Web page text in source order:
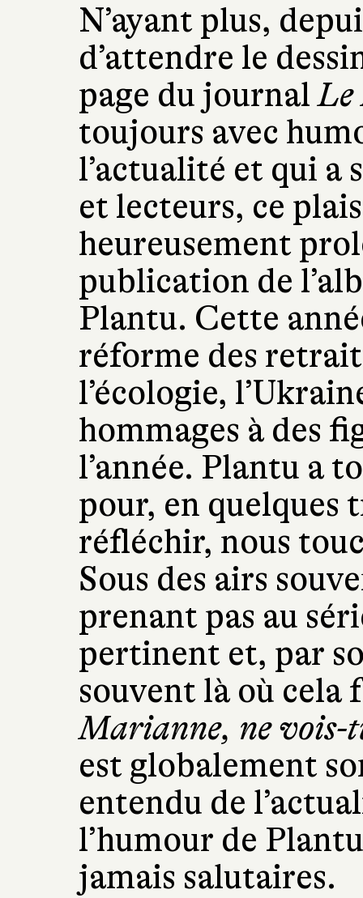
N’ayant plus,
d’attendre le
page du journalLe
toujours avec
l’actualité et qui a
et lecteurs, ce
heureusement
publication de
Plantu. Cette
réforme des
l’écologie,
hommages à des
l’année. Plantu a
pour, en quelques
réfléchir, nous
Sous des airs
prenant pas au
pertinent et, par
souvent là où
Marianne, ne vois-
est globalement
entendu de
l’humour de
jamais salutaires.